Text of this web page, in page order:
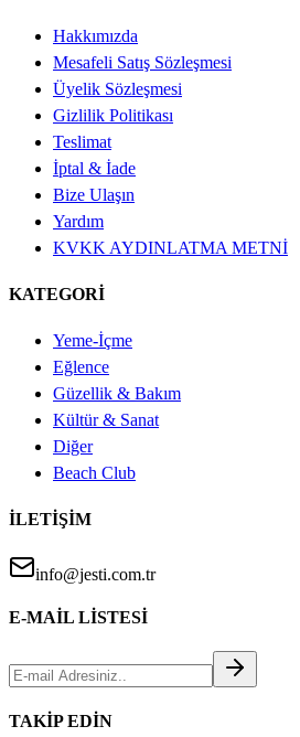
Hakkımızda
Mesafeli Satış Sözleşmesi
Üyelik Sözleşmesi
Gizlilik Politikası
Teslimat
İptal & İade
Bize Ulaşın
Yardım
KVKK AYDINLATMA METNİ
KATEGORİ
Yeme-İçme
Eğlence
Güzellik & Bakım
Kültür & Sanat
Diğer
Beach Club
İLETİŞİM
info@jesti.com.tr
E-MAİL LİSTESİ
TAKİP EDİN